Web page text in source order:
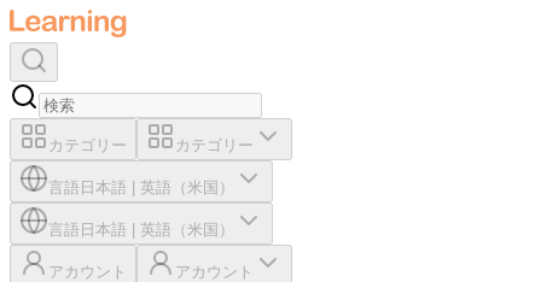
カテゴリー カテゴリー
言語 日本語 英語（米国）
言語 日本語 英語（米国）
アカウント アカウント